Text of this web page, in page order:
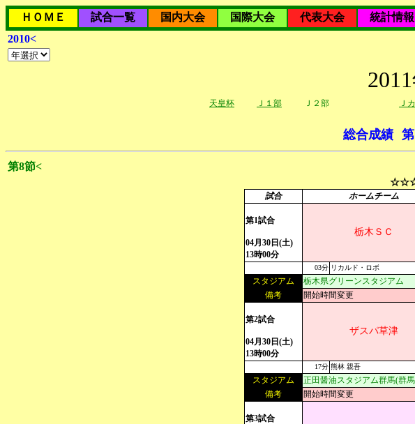
ＨＯＭＥ 試合一覧 国内大会 国際大会 代表大会 統計情報
2010<
天皇杯 Ｊ１部 Ｊ２部 Ｊ
総合成績
第8節<
☆☆☆
試合 ホームチーム
第1試合
04月30日(土)
13時00分
栃木ＳＣ
03分 リカルド・ロボ
スタジアム 栃木県グリーンスタジアム
備考
開始時間変更
第2試合
04月30日(土)
13時00分
ザスパ草津
17分 熊林 親吾
スタジアム 正田醤油スタジアム群馬(群
備考
開始時間変更
第3試合